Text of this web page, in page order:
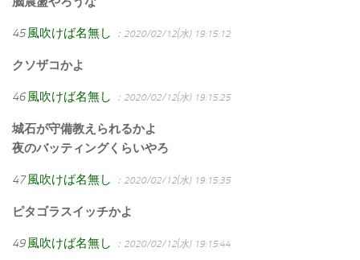
45 風吹けば名無し ：2020/02/12(水) 19:15:12
クソザコかよ
46 風吹けば名無し ：2020/02/12(水) 19:15:25
城石が守備教えられるかよ
夜のバッティングくらいやろ
47 風吹けば名無し ：2020/02/12(水) 19:15:35
ピタゴラスイッチかよ
49 風吹けば名無し ：2020/02/12(水) 19:15:44